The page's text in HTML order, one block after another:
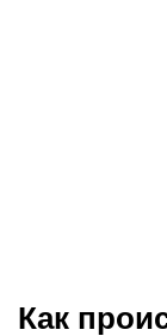
Как